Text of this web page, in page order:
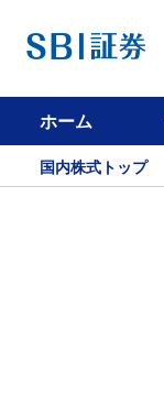
ホーム
国内株式トップ